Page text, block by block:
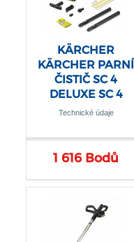
KÄRCHER
KÄRCHER PARNÍ
ČISTIČ SC 4
DELUXE SC 4
Deluxe
Technické údaje
1 616 Bodů